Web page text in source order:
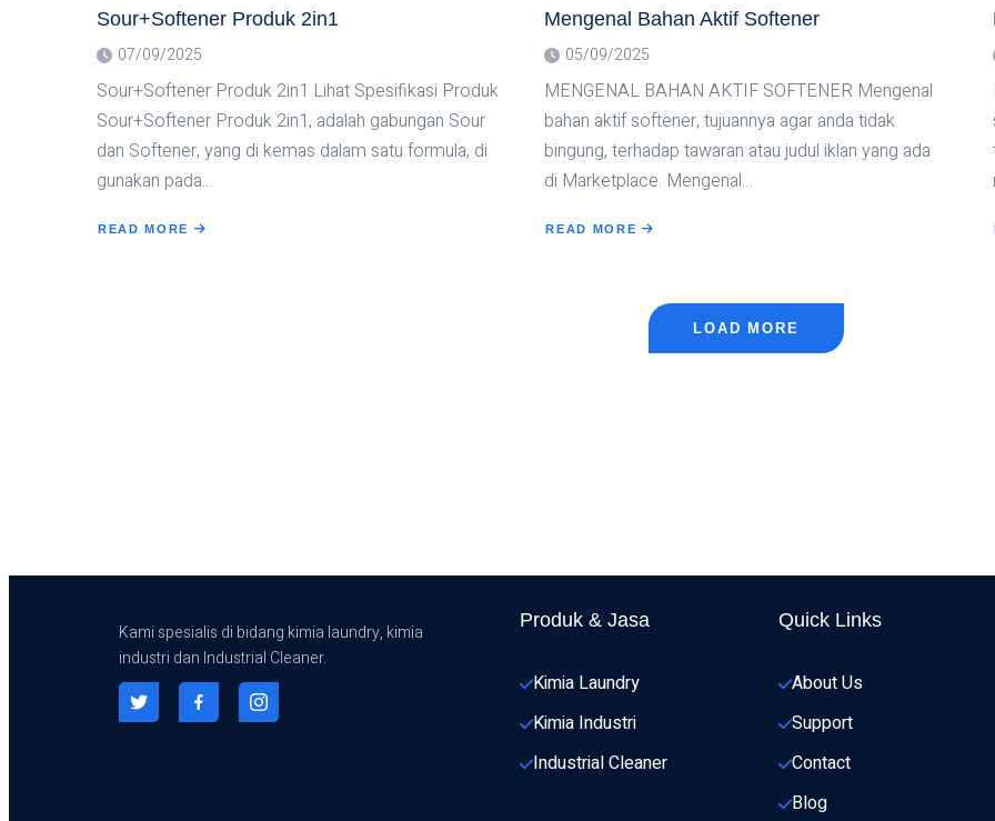
Sour+Softener Produk 2in1
07/09/2025
Sour+Softener Produk 2in1 Lihat Spesifikasi Produk
Sour+Softener Produk 2in1, adalah gabungan Sour
dan Softener, yang di kemas dalam satu formula, di
gunakan pada…
READ MORE
ABOUT
Mengenal Bahan Aktif Softener
05/09/2025
MENGENAL BAHAN AKTIF SOFTENER Mengenal
bahan aktif softener, tujuannya agar anda tidak
bingung, terhadap tawaran atau judul iklan yang ada
di Marketplace. Mengenal…
READ MORE
ABOUT
LOAD MORE
Kami spesialis di bidang kimia laundry, kimia
industri dan Industrial Cleaner.
Produk & Jasa
Kimia Laundry
Kimia Industri
Industrial Cleaner
Quick Links
About Us
Support
Contact
Blog